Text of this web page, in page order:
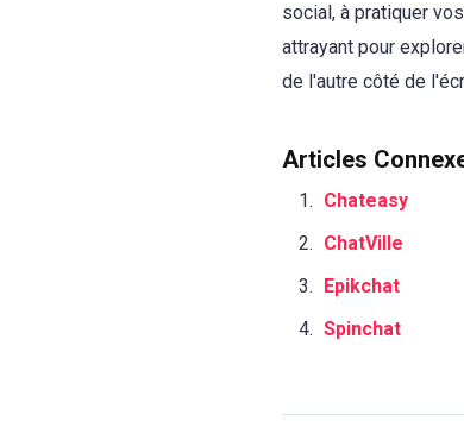
social, à pratiquer
attrayant pour
de l'autre côté de
Articles
Chateasy
ChatVille
Epikchat
Spinchat